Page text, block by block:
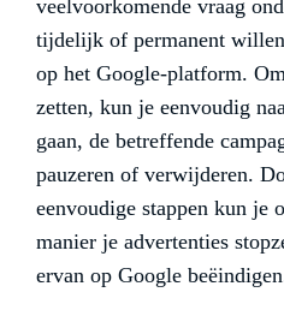
veelvoorkomende vraag
tijdelijk of permanent
op het Google-platform.
zetten, kun je eenvoudig
gaan, de betreffende
pauzeren of verwijderen.
eenvoudige stappen kun je
manier je advertenties
ervan op Google